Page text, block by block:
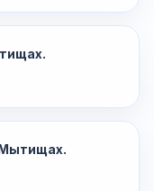
Мытищах.